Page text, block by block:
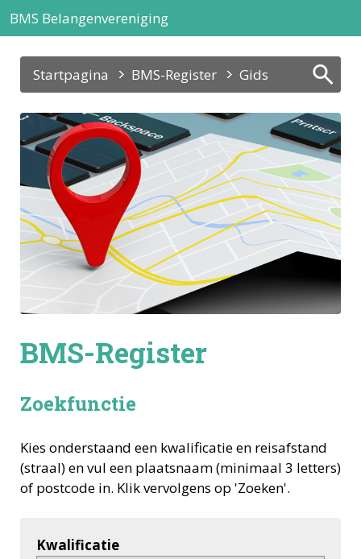
BMS Belangenvereniging
Startpagina BMS-Register Gids
BMS-Register
Zoekfunctie
Kies onderstaand een kwalificatie en reisafstand
(straal) en vul een plaatsnaam (minimaal 3 letters)
of postcode in. Klik vervolgens op 'Zoeken'.
Kwalificatie